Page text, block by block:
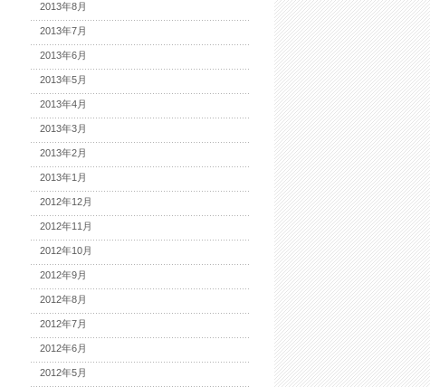
2013年8月
2013年7月
2013年6月
2013年5月
2013年4月
2013年3月
2013年2月
2013年1月
2012年12月
2012年11月
2012年10月
2012年9月
2012年8月
2012年7月
2012年6月
2012年5月